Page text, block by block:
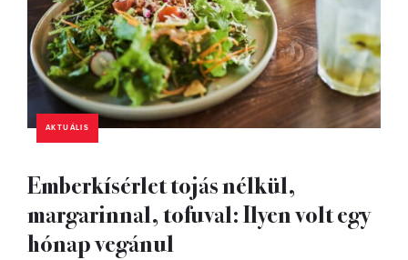
AKTUÁLIS
Emberkísérlet tojás nélkül,
margarinnal, tofuval: Ilyen volt egy
hónap vegánul